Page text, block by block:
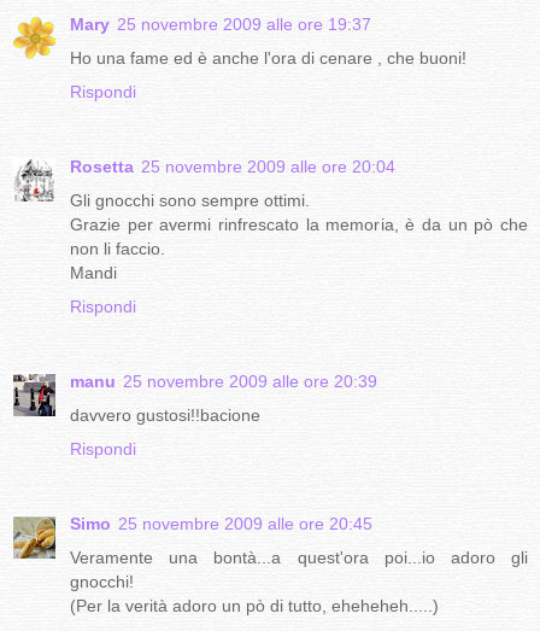
Mary 25 novembre 2009 alle ore 19:37
Ho una fame ed è anche l'ora di cenare , che buoni!
Rispondi
Rosetta 25 novembre 2009 alle ore 20:04
Gli gnocchi sono sempre ottimi.
Grazie per avermi rinfrescato la memoria, è da un pò che
non li faccio.
Mandi
Rispondi
manu 25 novembre 2009 alle ore 20:39
davvero gustosi!!bacione
Rispondi
Simo 25 novembre 2009 alle ore 20:45
Veramente una bontà...a quest'ora poi...io adoro gli
gnocchi!
(Per la verità adoro un pò di tutto, eheheheh.....)